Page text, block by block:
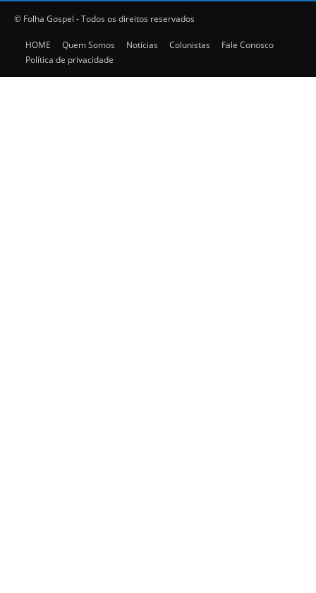
© Folha Gospel - Todos os direitos reservados
HOME Quem Somos Notícias Colunistas
Fale Conosco
Política de privacidade